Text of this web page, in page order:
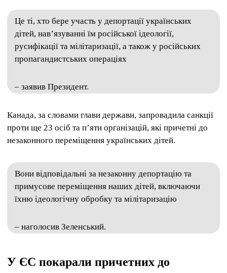
Це ті, хто бере участь у депортації українських
дітей, нав’язуванні їм російської ідеології,
русифікації та мілітаризації, а також у російських
пропагандистських операціях
– заявив Президент.
Канада, за словами глави держави, запровадила санкції
проти ще 23 осіб та п’яти організацій, які причетні до
незаконного переміщення українських дітей.
Вони відповідальні за незаконну депортацію та
примусове переміщення наших дітей, включаючи
їхню ідеологічну обробку та мілітаризацію
– наголосив Зеленський.
У ЄС покарали причетних до